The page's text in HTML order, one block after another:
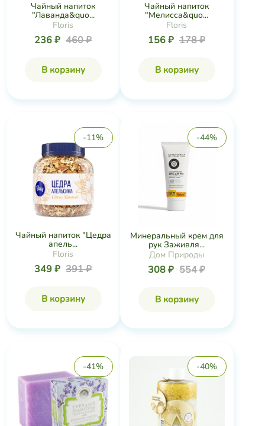
Чайный напиток
"Лаванда&quo...
Floris
236 ₽ 460 ₽
В корзину
Чайный напиток
"Мелисса&quo...
Floris
156 ₽ 178 ₽
В корзину
-11%
Чайный напиток "Цедра
апель...
Floris
349 ₽ 391 ₽
В корзину
-44%
Минеральный крем для
рук Заживля...
Дом Природы
308 ₽ 554 ₽
В корзину
-41% -40%